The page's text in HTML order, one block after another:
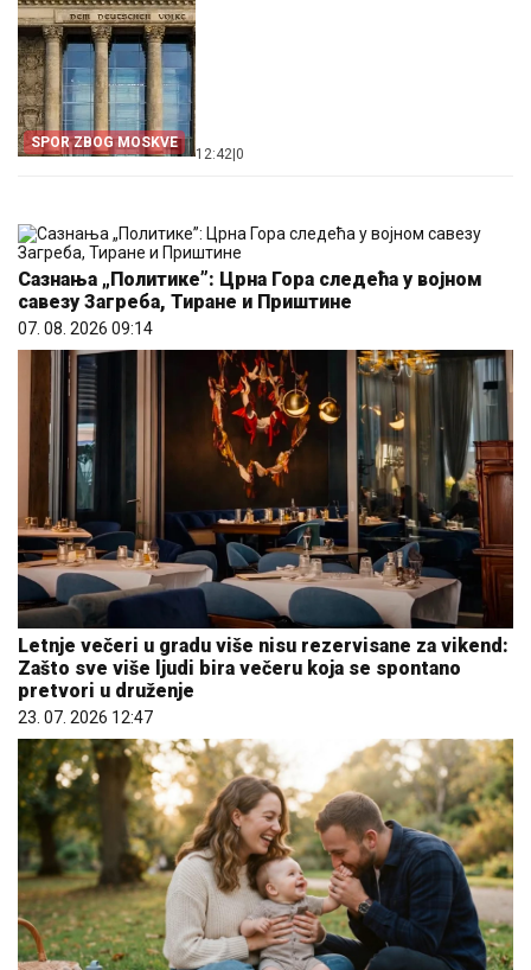
SPOR ZBOG MOSKVE
12:42 0
Сазнања „Политике”: Црна Гора следећа у војном
савезу Загреба, Тиране и Приштине
07. 08. 2026 09:14
Letnje večeri u gradu više nisu rezervisane za vikend:
Zašto sve više ljudi bira večeru koja se spontano
pretvori u druženje
23. 07. 2026 12:47